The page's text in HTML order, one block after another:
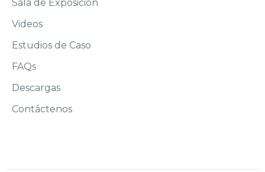
Sala de Exposición
Videos
Estudios de Caso
FAQs
Descargas
Contáctenos